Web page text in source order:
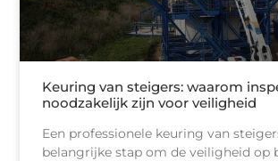
Keuring van steigers: waarom
noodzakelijk zijn voor veiligheid
Een professionele keuring van
belangrijke stap om de veiligheid op